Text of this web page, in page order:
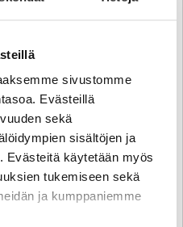
sivustomme
Evästeillä
sekä
sisältöjen ja
Evästeitä käytetään myös
tukemiseen sekä
ja kumppaniemme
kulutonta maksuaikaa! -
MERKKILIIKKEEN HUOLTOKIRJA,
seinäjoki
WHATSAPP